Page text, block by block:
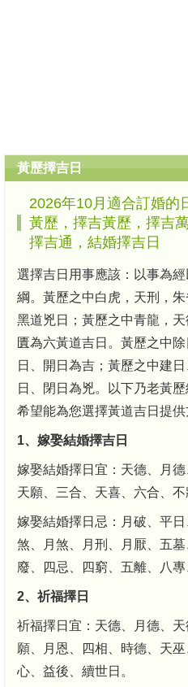
黃歷擇吉日
2026年10月適合訂婚的
黃歷，擇吉黃歷，擇吉
擇吉通，結婚擇吉日
選擇吉日用事應該：以事為
綱。黃歷之中白虎，天刑，
黑道兇日；黃歷之中青龍，
匱為六黃道吉日。黃歷之中
日、開日為吉；黃歷之中建
日、閉日為兇。以下乃老黃
希望能為您選擇黃道吉日提供
1、嫁娶結婚擇吉日
嫁娶結婚擇日宜：天德、月德
天願、三合、天喜、六合、不
嫁娶結婚擇日忌：月破、平
煞、月煞、月刑、月厭、五
廢、四忌、四窮、五離、八專
2、祈福擇日
祈福擇日宜：天德、月德、
願、月恩、四相、時德、天
心、益後、續世日。